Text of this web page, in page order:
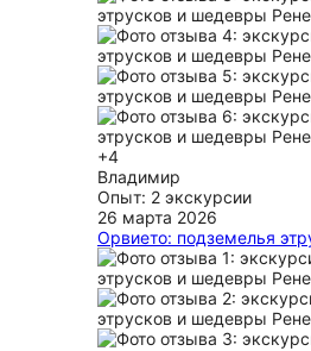
+4
Владимир
Опыт: 2 экскурсии
26 марта 2026
Орвието: подземелья
Спасибо большое Елене
Экскурсия была
интересных деталей,
Очень благодарны и с
услугами в следующий